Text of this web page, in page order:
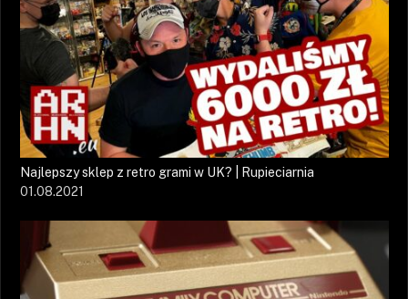
Najlepszy sklep z retro grami w UK? | Rupieciarnia
01.08.2021